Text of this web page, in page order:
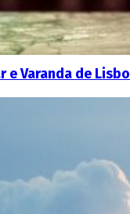
e Varanda de